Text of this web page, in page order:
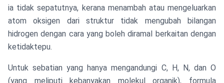
ia tidak sepatutnya, kerana menambah atau mengeluarkan
atom oksigen dari struktur tidak mengubah bilangan
hidrogen dengan cara yang boleh diramal berkaitan dengan
ketidaktepu.
Untuk sebatian yang hanya mengandungi C, H, N, dan O
(yang meliputi kebanyakan molekul organik), formula